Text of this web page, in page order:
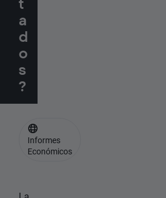
t
a
d
o
s
?
Informes
Económicos